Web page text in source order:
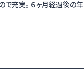
で充実。 ６ヶ月経過後の年